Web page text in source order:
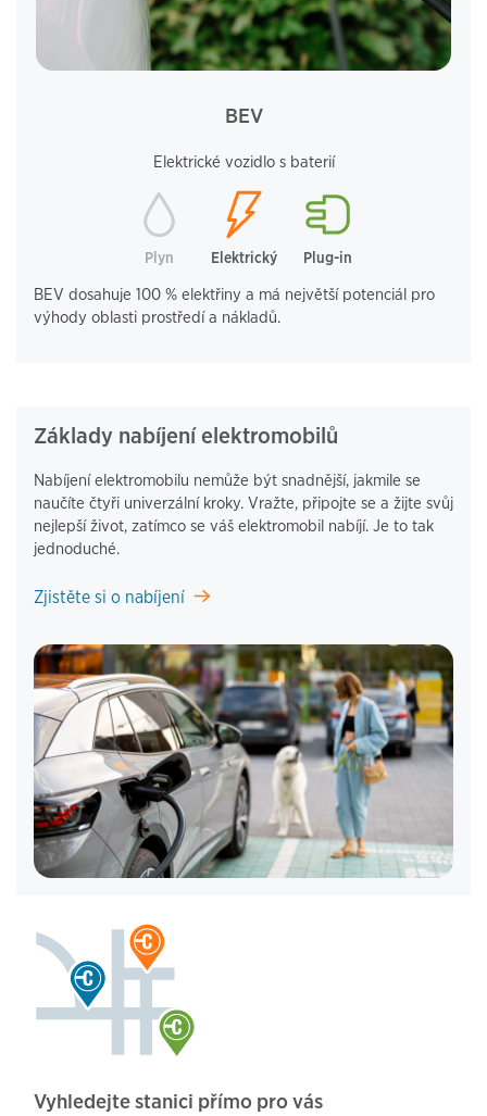
BEV
Elektrické vozidlo s baterií
Plyn Elektrický Plug-in
BEV dosahuje 100 % elektřiny a má největší potenciál pro
výhody oblasti prostředí a nákladů.
Základy nabíjení elektromobilů
Nabíjení elektromobilu nemůže být snadnější, jakmile se
naučíte čtyři univerzální kroky. Vražte, připojte se a žijte svůj
nejlepší život, zatímco se váš elektromobil nabíjí. Je to tak
jednoduché.
Zjistěte si o nabíjení
Vyhledejte stanici přímo pro vás